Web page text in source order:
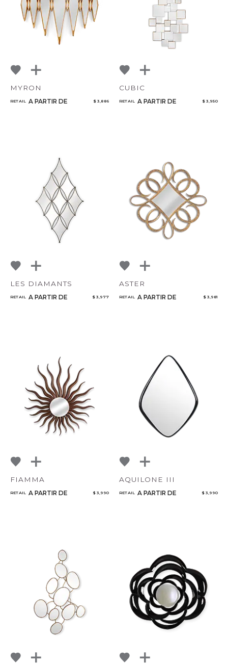
MYRON
RETAIL A PARTIR DE $ 3,886
CUBIC
RETAIL A PARTIR DE $ 3,950
LES DIAMANTS
RETAIL A PARTIR DE $ 3,977
ASTER
RETAIL A PARTIR DE $ 3,981
FIAMMA
RETAIL A PARTIR DE $ 3,990
AQUILONE III
RETAIL A PARTIR DE $ 3,990